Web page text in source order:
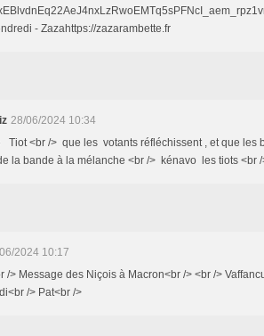
- Zazahttps://zazarambette.fr
28/06/2024 10:34
Tiot <br /> que les votants réfléchissent , et que les
la bande à la mélanche <br /> kénavo les tiots <br
2024 10:17
/> Message des Niçois à Macron<br /> <br />
/> Pat<br />